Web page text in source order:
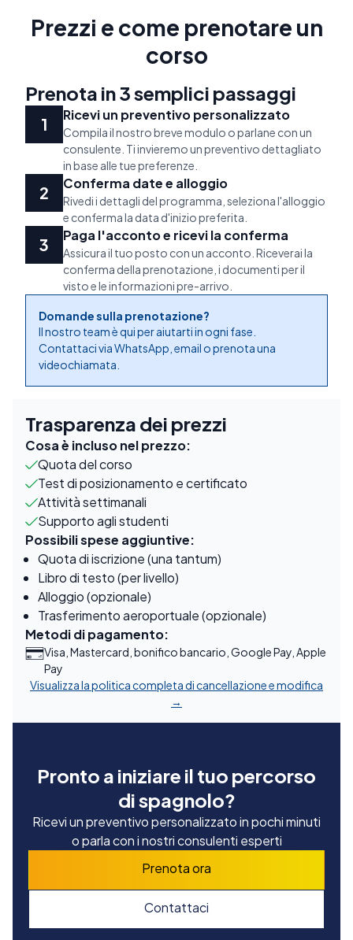
Prezzi e come prenotare un
corso
Prenota in 3 semplici passaggi
Ricevi un preventivo personalizzato
Compila il nostro breve modulo o parlane con un
consulente. Ti invieremo un preventivo dettagliato
in base alle tue preferenze.
Conferma date e alloggio
Rivedi i dettagli del programma, seleziona l'alloggio
e conferma la data d'inizio preferita.
Paga l'acconto e ricevi la conferma
Assicura il tuo posto con un acconto. Riceverai la
conferma della prenotazione, i documenti per il
visto e le informazioni pre-arrivo.
Domande sulla prenotazione?
Il nostro team è qui per aiutarti in ogni fase.
Contattaci via WhatsApp, email o prenota una
videochiamata.
Trasparenza dei prezzi
Cosa è incluso nel prezzo:
Quota del corso
Test di posizionamento e certificato
Attività settimanali
Supporto agli studenti
Possibili spese aggiuntive:
Quota di iscrizione (una tantum)
Libro di testo (per livello)
Alloggio (opzionale)
Trasferimento aeroportuale (opzionale)
Metodi di pagamento:
Visa, Mastercard, bonifico bancario, Google Pay, Apple
Pay
Visualizza la politica completa di cancellazione e modifica
→
Pronto a iniziare il tuo percorso
di spagnolo?
Ricevi un preventivo personalizzato in pochi minuti
o parla con i nostri consulenti esperti
Prenota ora
Contattaci